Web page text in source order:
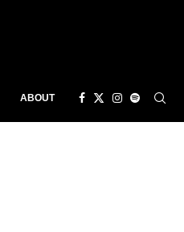
ABOUT